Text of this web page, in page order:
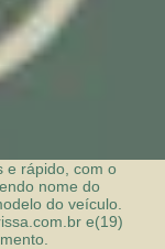
e rápido, com o
nome do
do veículo.
e(19)